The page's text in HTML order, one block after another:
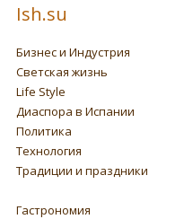
Ish.su
Бизнес и Индустрия
Светская жизнь
Life Style
Диаспора в Испании
Политика
Технология
Традиции и праздники
Гастрономия